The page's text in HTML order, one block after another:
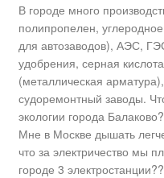
В городе много
полипропелен,
для автозаводов), АЭС,
удобрения, серная
(металлическая
судоремонтный заводы.
экологии города
Мне в Москве дышать
что за электричество мы
городе 3